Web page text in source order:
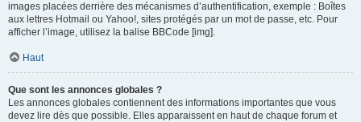
images placées derrière des mécanismes d’authentification, exemple : Boîtes
aux lettres Hotmail ou Yahoo!, sites protégés par un mot de passe, etc. Pour
afficher l’image, utilisez la balise BBCode [img].
Haut
Que sont les annonces globales ?
Les annonces globales contiennent des informations importantes que vous
devez lire dès que possible. Elles apparaissent en haut de chaque forum et